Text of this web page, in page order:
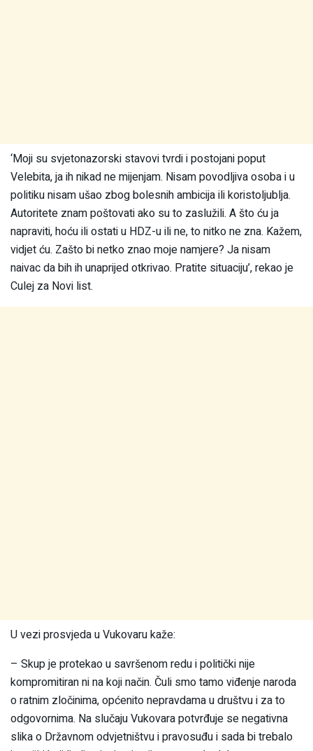
‘Moji su svjetonazorski stavovi tvrdi i postojani poput
Velebita, ja ih nikad ne mijenjam. Nisam povodljiva osoba i u
politiku nisam ušao zbog bolesnih ambicija ili koristoljublja.
Autoritete znam poštovati ako su to zaslužili. A što ću ja
napraviti, hoću ili ostati u HDZ-u ili ne, to nitko ne zna. Kažem,
vidjet ću. Zašto bi netko znao moje namjere? Ja nisam
naivac da bih ih unaprijed otkrivao. Pratite situaciju’, rekao je
Culej za Novi list.
U vezi prosvjeda u Vukovaru kaže:
– Skup je protekao u savršenom redu i politički nije
kompromitiran ni na koji način. Čuli smo tamo viđenje naroda
o ratnim zločinima, općenito nepravdama u društvu i za to
odgovornima. Na slučaju Vukovara potvrđuje se negativna
slika o Državnom odvjetništvu i pravosuđu i sada bi trebalo